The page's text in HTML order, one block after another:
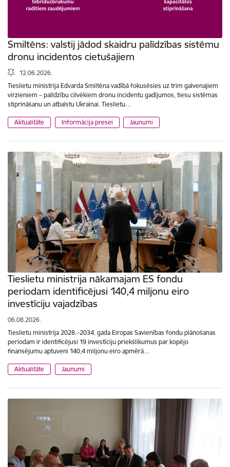
Smiltēns: valstij jādod skaidru palīdzības sistēmu
dronu incidentos cietušajiem
12.06.2026.
Tieslietu ministrija Edvarda Smiltēna vadībā fokusēsies uz trim galvenajiem
virzieniem – palīdzību cilvēkiem dronu incidentu gadījumos, tiesu sistēmas
stiprināšanu un atbalstu Ukrainai. Tieslietu…
Aktualitāte Informācija presei Jaunumi
Tieslietu ministrija nākamajam ES fondu
periodam identificējusi 140,4 miljonu eiro
investīciju vajadzības
06.08.2026.
Tieslietu ministrija 2028.–2034. gada Eiropas Savienības fondu plānošanas
periodam ir identificējusi 19 investīciju priekšlikumus par kopējo
finansējumu aptuveni 140,4 miljonu eiro apmērā…
Aktualitāte Jaunumi